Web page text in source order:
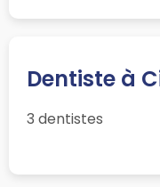
Dentiste à
3 dentistes